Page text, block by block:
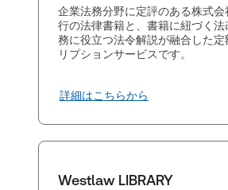
企業法務分野に定評のある株式会
行の法律書籍と、書籍に紐づく
務に役立つ法令解説が融合した定
リプションサービスです。
詳細はこちらから
Westlaw LIBRARY